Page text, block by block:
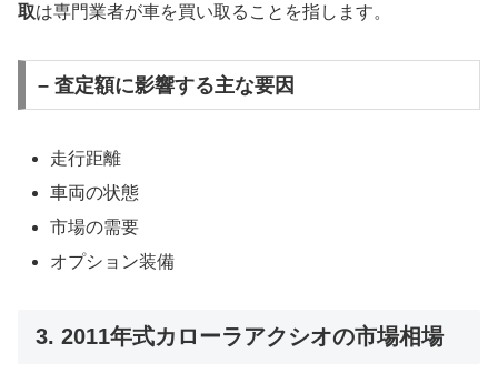
取は専門業者が車を買い取ることを指します。
– 査定額に影響する主な要因
走行距離
車両の状態
市場の需要
オプション装備
3. 2011年式カローラアクシオの市場相場